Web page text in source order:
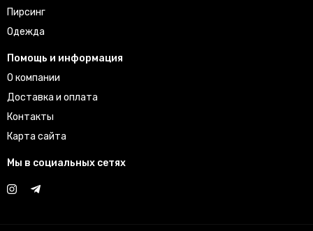
Пирсинг
Одежда
Помощь и информация
О компании
Доставка и оплата
Контакты
Карта сайта
Мы в социальных сетях